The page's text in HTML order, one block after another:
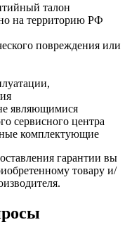
талон
на территорию РФ
повреждения или
являющимися
сервисного центра
комплектующие
гарантии вы
товару и/